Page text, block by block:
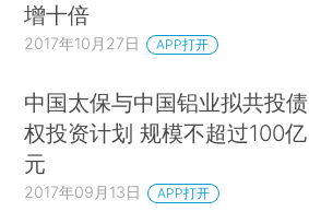
增十倍
2017年10月27日 APP打开
中国太保与中国铝业拟共投债
权投资计划 规模不超过100亿
元
2017年09月13日 APP打开